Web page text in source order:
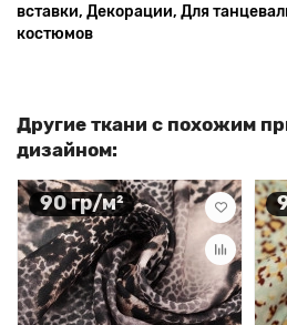
вставки, Декорации, Для
костюмов
Другие ткани с похожим
дизайном:
90 гр/м²